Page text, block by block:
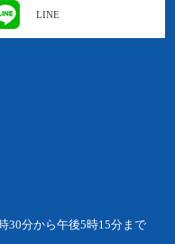
LINE
30分から午後5時15分まで